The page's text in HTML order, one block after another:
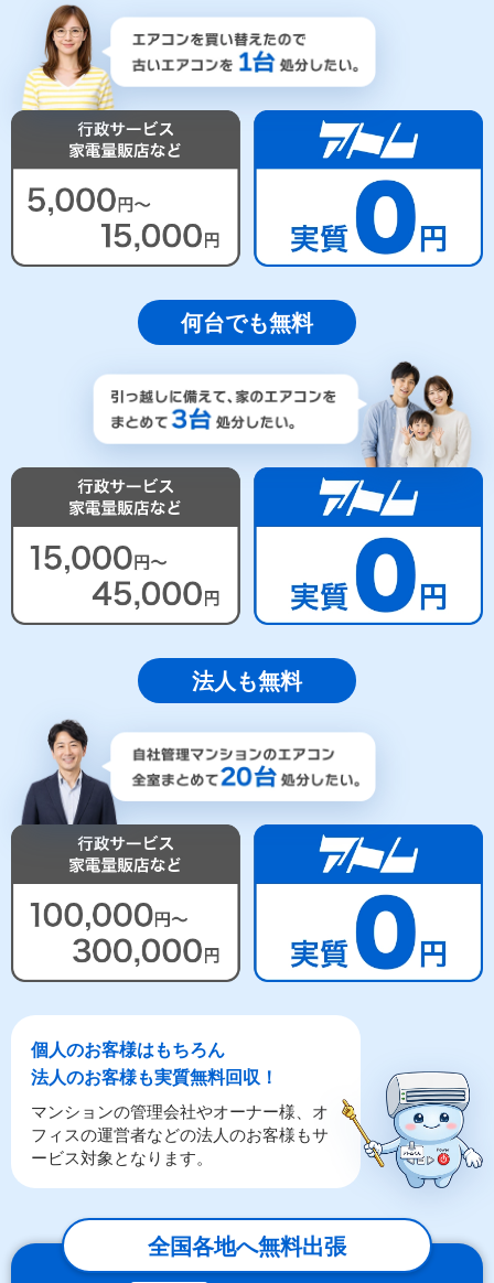
何台でも無料
法人も無料
個人のお客様はもちろん
法人のお客様も実質無料回収！
マンションの管理会社やオーナー様、オ
フィスの運営者などの法人のお客様もサ
ービス対象となります。
全国各地へ無料出張